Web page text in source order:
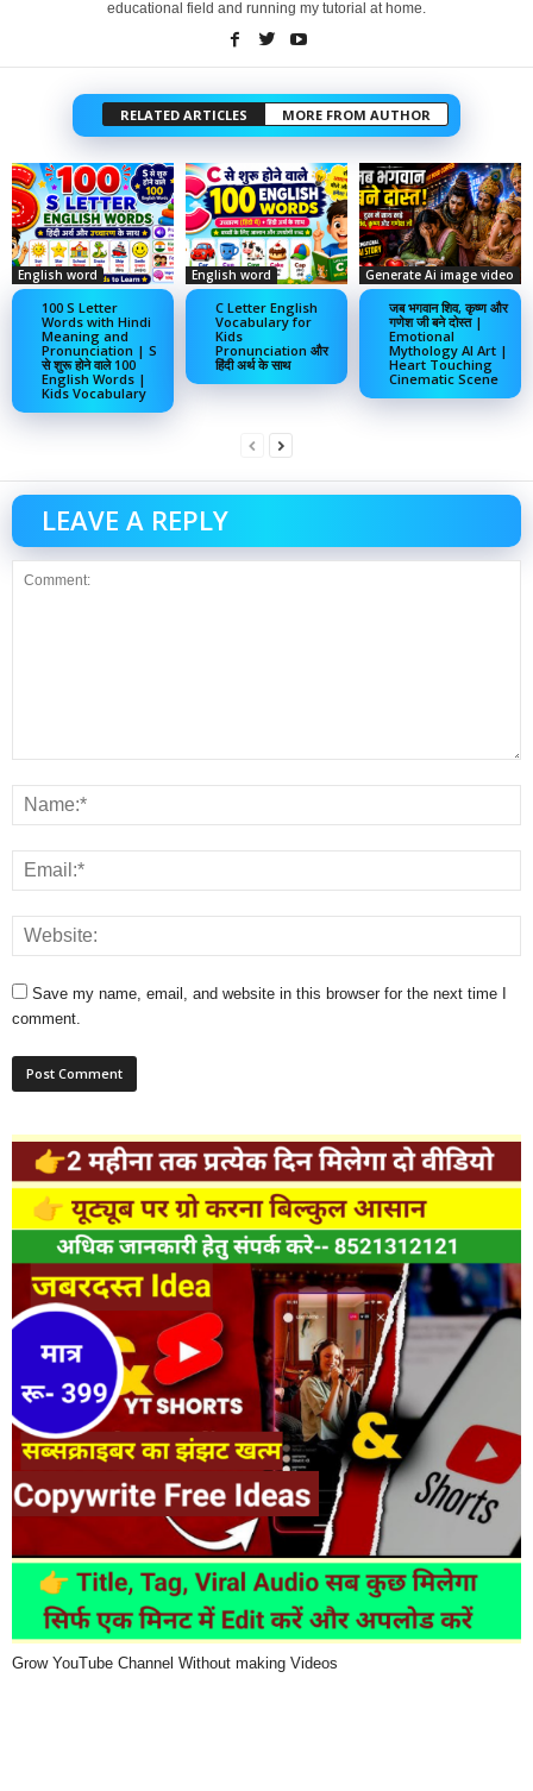
educational field and running my tutorial at home.
RELATED ARTICLES MORE FROM AUTHOR
English word
100 S Letter
Words with Hindi
Meaning and
Pronunciation | S
से शुरू होने वाले 100
English Words |
Kids Vocabulary
English word
C Letter English
Vocabulary for
Kids
Pronunciation और
हिंदी अर्थ के साथ
Generate Ai image video
जब भगवान शिव, कृष्ण और
गणेश जी बने दोस्त |
Emotional
Mythology AI Art |
Heart Touching
Cinematic Scene
LEAVE A REPLY
Save my name, email, and website in this browser for the next time I
comment.
Grow YouTube Channel Without making Videos